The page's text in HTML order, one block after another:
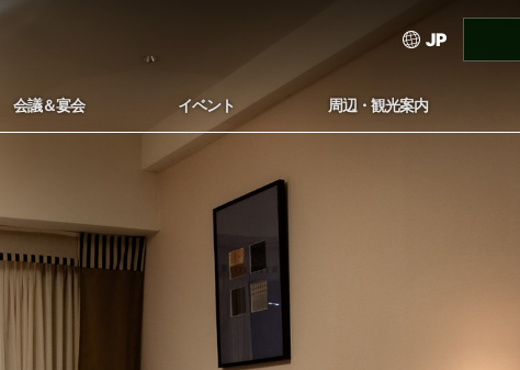
JP
会議＆宴会 イベント 周辺・観光案内